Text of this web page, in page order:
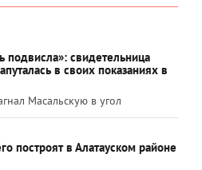
подвисла»: свидетельница
в своих показаниях в
Масальскую в угол
построят в Алатауском районе